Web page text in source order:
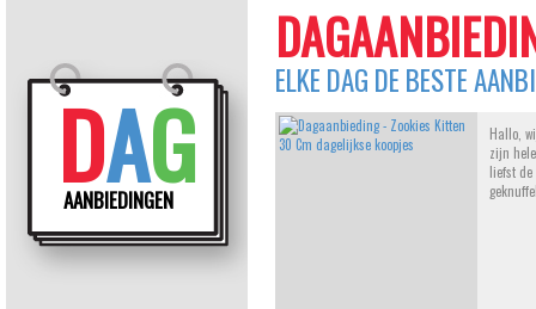
DAG
AANBIEDINGEN
ELKE DAG DE BESTE
Hallo,
zijn
liefst de